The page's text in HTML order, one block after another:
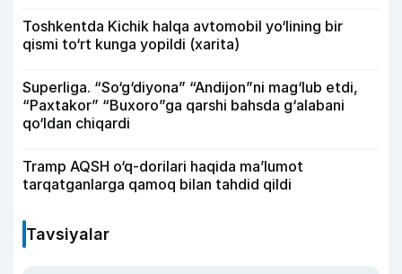
Toshkentda Kichik halqa avtomobil yo‘lining bir
qismi to‘rt kunga yopildi (xarita)
Superliga. “So‘g‘diyona” “Andijon”ni mag‘lub etdi,
“Paxtakor” “Buxoro”ga qarshi bahsda g‘alabani
qo‘ldan chiqardi
Tramp AQSH o‘q-dorilari haqida ma’lumot
tarqatganlarga qamoq bilan tahdid qildi
Tavsiyalar